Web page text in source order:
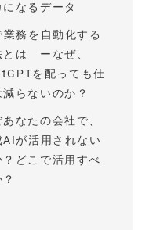
になるデータ
務を自動化する
とは ーなぜ、
を配っても仕
減らないのか？
あなたの会社で、
AIが活用されない
？どこで活用すべ